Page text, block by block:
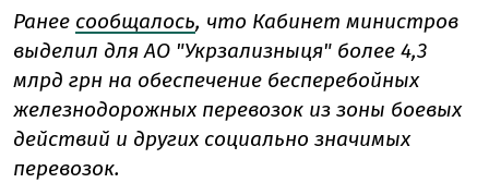
Ранее сообщалось, что Кабинет министров
выделил для АО "Укрзализныця" более 4,3
млрд грн на обеспечение бесперебойных
железнодорожных перевозок из зоны боевых
действий и других социально значимых
перевозок.